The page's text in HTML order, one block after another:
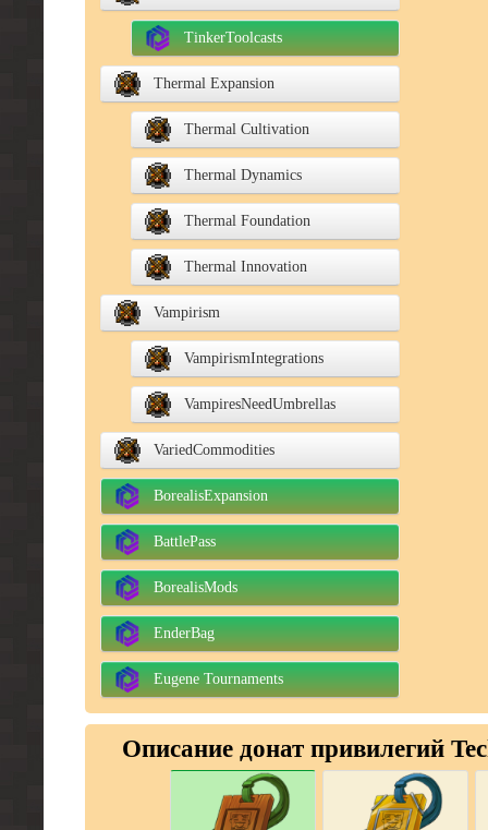
TinkerToolcasts
Thermal Expansion
Thermal Cultivation
Thermal Dynamics
Thermal Foundation
Thermal Innovation
Vampirism
VampirismIntegrations
VampiresNeedUmbrellas
VariedCommodities
BorealisExpansion
BattlePass
BorealisMods
EnderBag
Eugene Tournaments
Описание донат привилегий